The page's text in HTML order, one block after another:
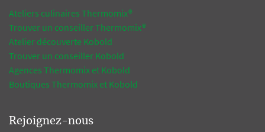
Ateliers culinaires Thermomix®
Trouver un conseiller Thermomix®
Atelier découverte Kobold
Trouver un conseiller Kobold
Agences Thermomix et Kobold
Boutiques Thermomix et Kobold
Rejoignez-nous